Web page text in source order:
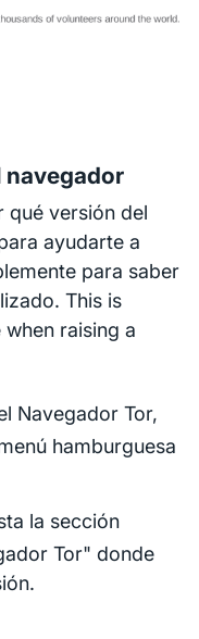
navegador
qué versión del
ayudarte a
para saber
This is
raising a
Navegador Tor,
hamburguesa
la sección
Tor" donde